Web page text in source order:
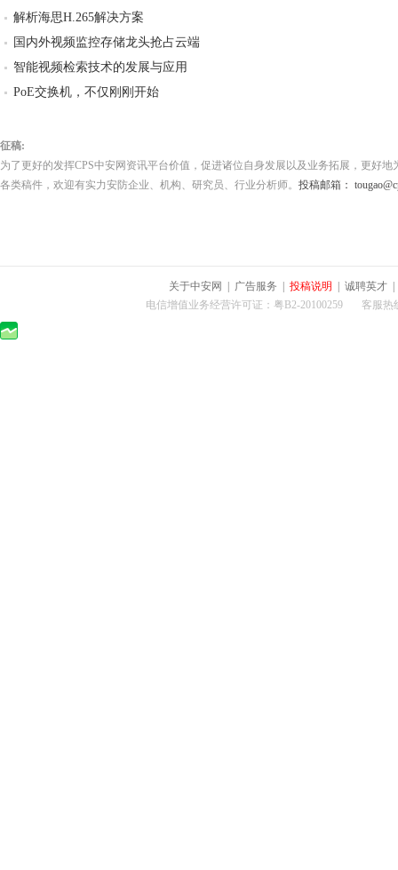
解析海思H.265解决方案
国内外视频监控存储龙头抢占云端
智能视频检索技术的发展与应用
PoE交换机，不仅刚刚开始
征稿:
为了更好的发挥CPS中安网资讯平台价值，促进诸位自身发展以及业务拓展，更好
各类稿件，欢迎有实力安防企业、机构、研究员、行业分析师。 投稿邮箱：
关于中安网 广告服务 投稿说明 诚聘英才
电信增值业务经营许可证：粤B2-20100259 客服